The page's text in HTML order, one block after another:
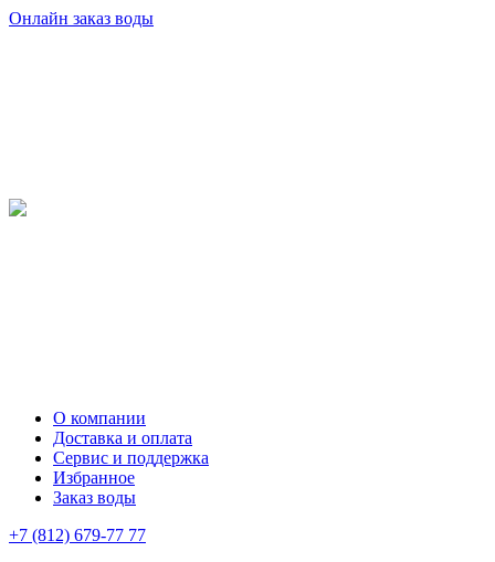
Онлайн заказ воды
О компании
Доставка и оплата
Сервис и поддержка
Избранное
Заказ воды
+7 (812) 679-77 77